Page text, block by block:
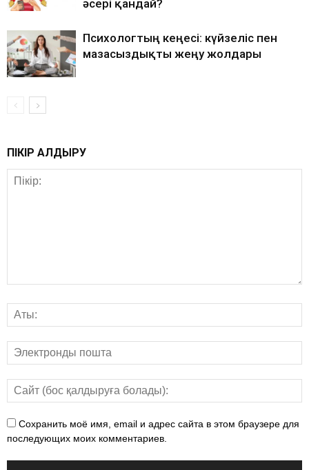
әсері қандай?
Психологтың кеңесі: күйзеліс пен
мазасыздықты жеңу жолдары
ПІКІР ҚАЛДЫРУ
Сохранить моё имя, email и адрес сайта в этом браузере для
последующих моих комментариев.